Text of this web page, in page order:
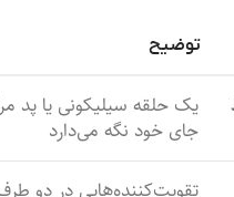
توضیح
یک حلقه سیلیکونی یا پد
جای خود نگه می‌دارد
تقویت‌کننده‌هایی در دو